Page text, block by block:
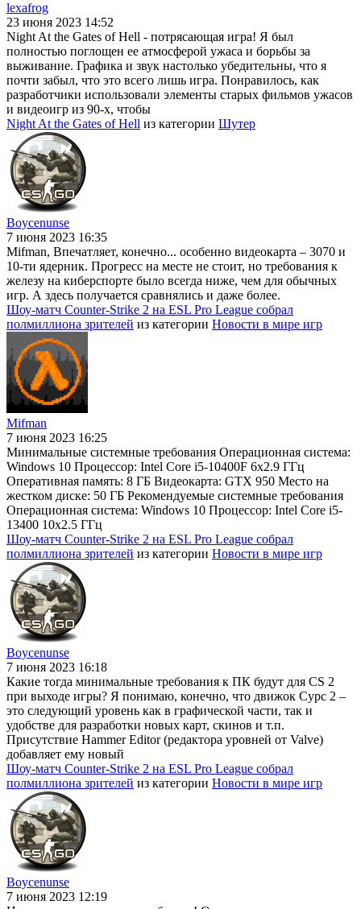
lexafrog
23 июня 2023 14:52
Night At the Gates of Hell - потрясающая игра! Я был
полностью поглощен ее атмосферой ужаса и борьбы за
выживание. Графика и звук настолько убедительны, что я
почти забыл, что это всего лишь игра. Понравилось, как
разработчики использовали элементы старых фильмов ужасов
и видеоигр из 90-х, чтобы
Night At the Gates of Hell из категории Шутер
Boycenunse
7 июня 2023 16:35
Mifman, Впечатляет, конечно... особенно видеокарта – 3070 и
10-ти ядерник. Прогресс на месте не стоит, но требования к
железу на киберспорте было всегда ниже, чем для обычных
игр. А здесь получается сравнялись и даже более.
Шоу-матч Counter-Strike 2 на ESL Pro League собрал
полмиллиона зрителей из категории Новости в мире игр
Mifman
7 июня 2023 16:25
Минимальные системные требования Операционная система:
Windows 10 Процессор: Intel Core i5-10400F 6x2.9 ГГц
Оперативная память: 8 ГБ Видеокарта: GTX 950 Место на
жестком диске: 50 ГБ Рекомендуемые системные требования
Операционная система: Windows 10 Процессор: Intel Core i5-
13400 10x2.5 ГГц
Шоу-матч Counter-Strike 2 на ESL Pro League собрал
полмиллиона зрителей из категории Новости в мире игр
Boycenunse
7 июня 2023 16:18
Какие тогда минимальные требования к ПК будут для CS 2
при выходе игры? Я понимаю, конечно, что движок Сурс 2 –
это следующий уровень как в графической части, так и
удобстве для разработки новых карт, скинов и т.п.
Присутствие Hammer Editor (редактора уровней от Valve)
добавляет ему новый
Шоу-матч Counter-Strike 2 на ESL Pro League собрал
полмиллиона зрителей из категории Новости в мире игр
Boycenunse
7 июня 2023 12:19